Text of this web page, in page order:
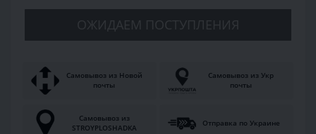
ОЖИДАЕМ ПОСТУПЛЕНИЯ
Самовывоз из Новой
почты
Самовывоз из Укр
почты
Самовывоз из
STROYPLOSHADKA
Отправка по Украине